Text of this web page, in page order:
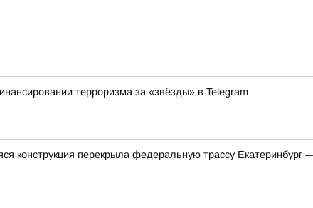
терроризма за «звёзды» в Telegram
конструкция перекрыла федеральную трассу Екатеринбург